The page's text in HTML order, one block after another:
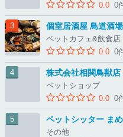
0.0 0
個室居酒屋 鳥道酒
ペットカフェ&飲食店
0.0 0
株式会社相関鳥獣店
ペットショップ
0.0 0
ペットシッター ま
その他